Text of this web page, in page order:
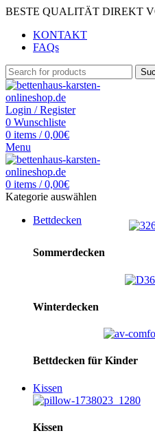
BESTE QUALITÄT DIREKT
KONTAKT
FAQs
Login / Register
0 Wunschliste
0 items / 0,00€
Menu
0 items / 0,00€
Kategorie auswählen
Bettdecken
Sommerdecken
Winterdecken
Bettdecken für Kinder
Kissen
Kissen